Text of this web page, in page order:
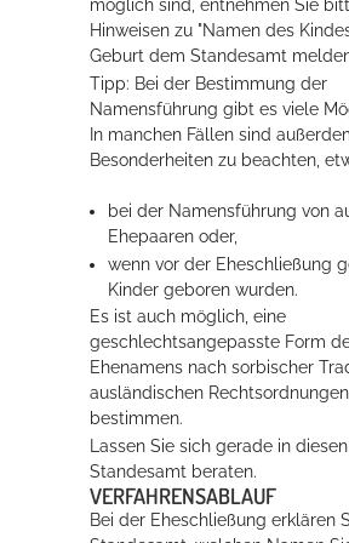
möglich sind, entnehmen Sie
Hinweisen zu "Namen des
Geburt dem Standesamt
Tipp: Bei der Bestimmung der
Namensführung gibt es viele
In manchen Fällen sind
Besonderheiten zu beachten,
bei der Namensführung von
Ehepaaren oder,
wenn vor der Eheschließung
Kinder geboren wurden.
Es ist auch möglich, eine
geschlechtsangepasste Form
Ehenamens nach sorbischer
ausländischen
bestimmen.
Lassen Sie sich gerade in
Standesamt beraten.
VERFAHRENSABLAUF
Bei der Eheschließung erklären